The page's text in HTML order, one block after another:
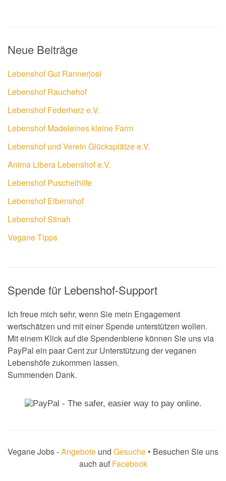
Neue Beiträge
Lebenshof Gut Rannerjosl
Lebenshof Rauchehof
Lebenshof Federherz e.V.
Lebenshof Madeleines kleine Farm
Lebenshof und Verein Glücksplätze e.V.
Anima Libera Lebenshof e.V.
Lebenshof Puschelhilfe
Lebenshof Eibenshof
Lebenshof Stinah
Vegane Tipps
Spende für Lebenshof-Support
Ich freue mich sehr, wenn Sie mein Engagement
wertschätzen und mit einer Spende unterstützen wollen.
Mit einem Klick auf die Spendenbiene können Sie uns via
PayPal ein paar Cent zur Unterstützung der veganen
Lebenshöfe zukommen lassen.
Summenden Dank.
Vegane Jobs -Angebote und Gesuche • Besuchen Sie uns
auch auf Facebook